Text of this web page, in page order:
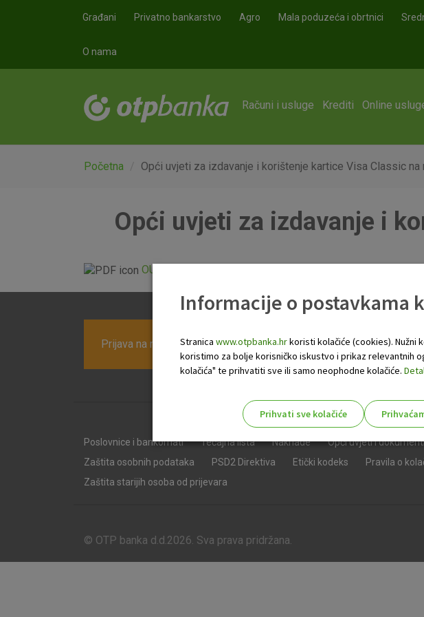
Građani Privatno bankarstvo Agro Mala poduzeća i obrtnici
O nama
Računi i usluge Krediti Online
Početna Opći uvjeti za izdavanje i korištenje kartice Visa Classic na
Opći uvjeti za izdavanje i
Prijava na newsletter OTP banke
Poslovnice i bankomati Tečajna lista Naknade Opći uvjeti i
Zaštita osobnih podataka
PSD2 Direktiva Etički kodeks Pravila o
Zaštita starijih osoba od prijevara
© OTP banka d.d.2026. Sva prava pridržana.
Informacije o postavkama
Stranica www.otpbanka.hrkoristi kolačiće (cookies). Nužni
koristimo za bolje korisničko iskustvo i prikaz relevantnih
kolačića" te prihvatiti sve ili samo neophodne kolačiće.
Prihvati sve kolačiće